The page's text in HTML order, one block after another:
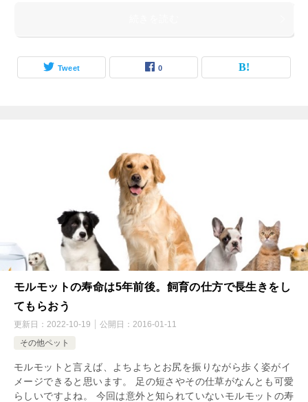
Tweet 0
モルモットの寿命は5年前後。飼育の仕方で長生きをし
てもらおう
更新日： 2022-10-19 公開日： 2016-01-11
その他ペット
モルモットと言えば、よちよちとお尻を振りながら歩く姿がイ
メージできると思います。 足の短さやその仕草がなんとも可愛
らしいですよね。 今回は意外と知られていないモルモットの寿